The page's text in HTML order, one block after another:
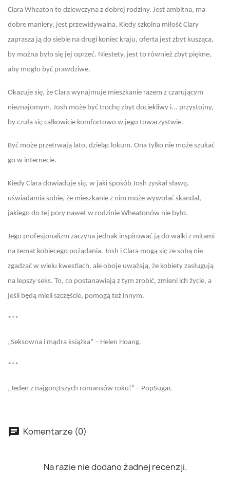
Clara Wheaton to dziewczyna z dobrej rodziny. Jest ambitna, ma
dobre maniery, jest przewidywalna. Kiedy szkolna miłość Clary
zaprasza ją do siebie na drugi koniec kraju, oferta jest zbyt kusząca,
by można było się jej oprzeć. Niestety, jest to również zbyt piękne,
aby mogło być prawdziwe.
Okazuje się, że Clara wynajmuje mieszkanie razem z czarującym
nieznajomym. Josh może być trochę zbyt dociekliwy i... przystojny,
by czuła się całkowicie komfortowo w jego towarzystwie.
Być może przetrwają lato, dzieląc lokum. Ona tylko nie może szukać
go w internecie.
Kiedy Clara dowiaduje się, w jaki sposób Josh zyskał sławę,
uświadamia sobie, że mieszkanie z nim może wywołać skandal,
jakiego do tej pory nawet w rodzinie Wheatonów nie było.
Jego profesjonalizm zaczyna jednak inspirować ją do walki z mitami
na temat kobiecego pożądania. Josh i Clara mogą się ze sobą nie
zgadzać w wielu kwestiach, ale oboje uważają, że kobiety zasługują
na lepszy seks. To, co postanawiają z tym zrobić, zmieni ich życie, a
jeśli będą mieli szczęście, pomogą też innym.
***
„Seksowna i mądra książka” – Helen Hoang.
***
„Jeden z najgorętszych romansów roku!” – PopSugar.
Komentarze (0)
Na razie nie dodano żadnej recenzji.